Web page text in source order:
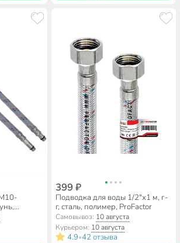
399 ₽
Подводка для воды 1/2"х1 м, г-
г, сталь, полимер, ProFactor
Самовывоз: 10 августа
Курьером: 10 августа
4.9•42 отзыва